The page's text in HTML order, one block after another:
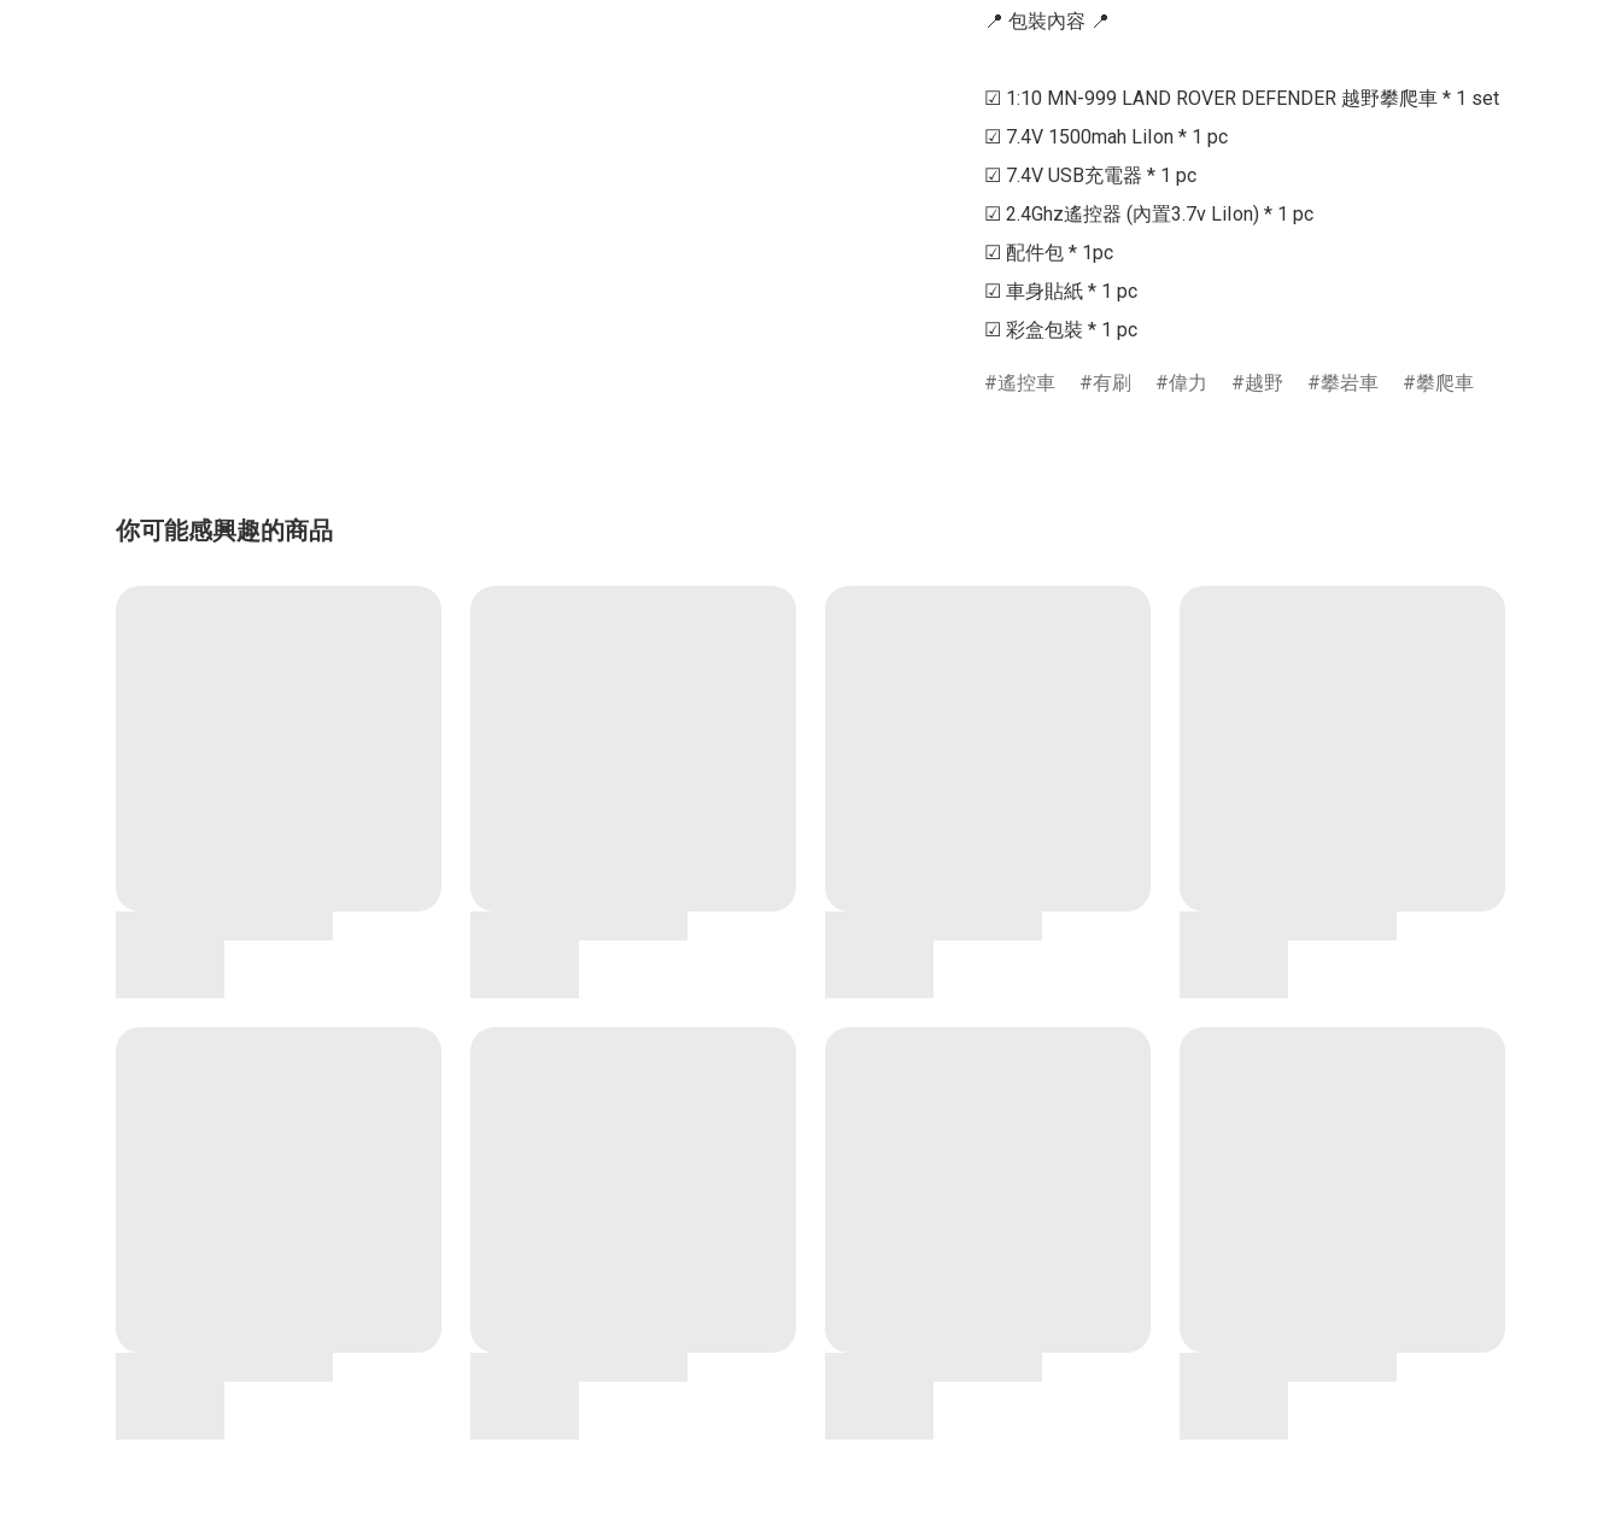
📍 包裝內容 📍
☑ 1:10 MN-999 LAND ROVER DEFENDER 越野攀爬車 * 1 set
☑ 7.4V 1500mah LiIon * 1 pc
☑ 7.4V USB充電器 * 1 pc
☑ 2.4Ghz遙控器 (內置3.7v LiIon) * 1 pc
☑ 配件包 * 1pc
☑ 車身貼紙 * 1 pc
遙控車 有刷 偉力 越野 攀岩車 攀爬車
你可能感興趣的商品